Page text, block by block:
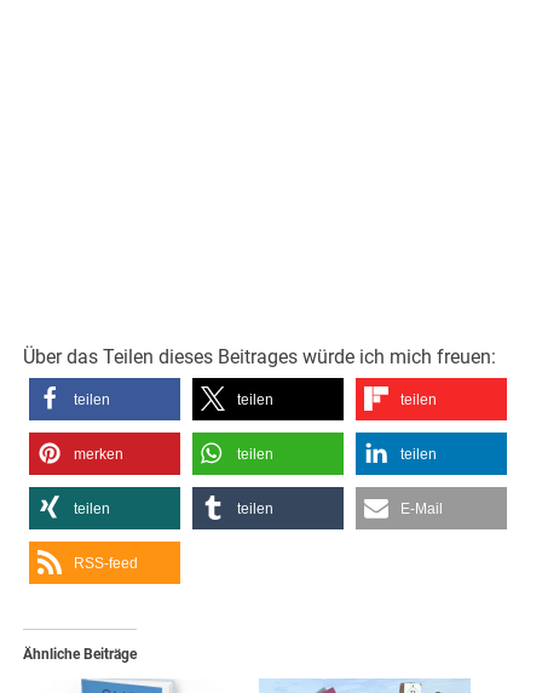
Über das Teilen dieses Beitrages würde ich mich freuen:
teilen teilen teilen
merken teilen teilen
teilen teilen E-Mail
RSS-feed
Ähnliche Beiträge